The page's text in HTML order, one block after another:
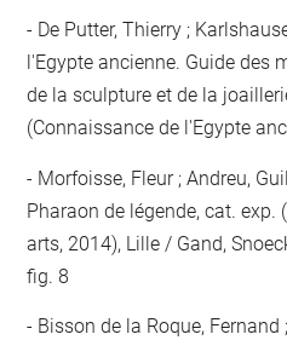
De Putter, Thierry ;
l'Egypte ancienne. Guide des
de la sculpture et de la
(Connaissance de l'Egypte
Morfoisse, Fleur ; Andreu,
Pharaon de légende, cat. exp.
arts, 2014), Lille / Gand,
fig. 8
Bisson de la Roque, Fernand